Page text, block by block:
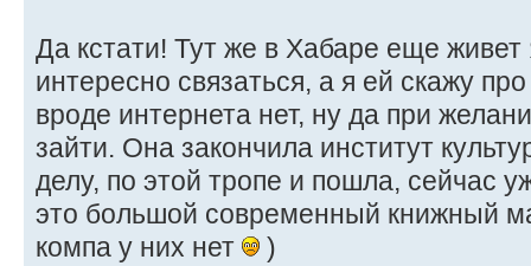
Да кстати! Тут же в Хабаре еще
интересно связаться, а я ей скажу
вроде интернета нет, ну да при
зайти. Она закончила институт
делу, по этой тропе и пошла, сейчас
это большой современный книжный
компа у них нет
)